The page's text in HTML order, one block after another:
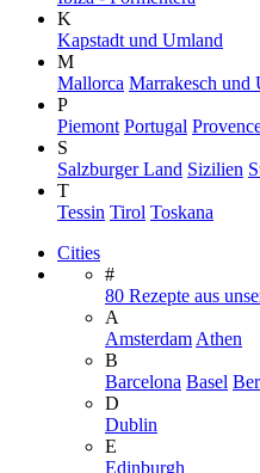
K
Kapstadt und Umland
M
Mallorca Marrakesch und
P
Piemont Portugal
S
Salzburger Land Sizilien
T
Tessin Tirol Toskana
Cities
#
80 Rezepte aus
A
Amsterdam Athen
B
Barcelona Basel
D
Dublin
E
Edinburgh